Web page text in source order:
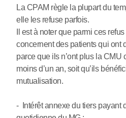
La CPAM règle la plupart du
elle les refuse parfois.
Il est à noter que parmi ces
concernent des patients qui ont
parce que ils n’ont plus la
moins d’un an, soit qu’ils
mutualisation.
- Intérêt annexe du tiers payant